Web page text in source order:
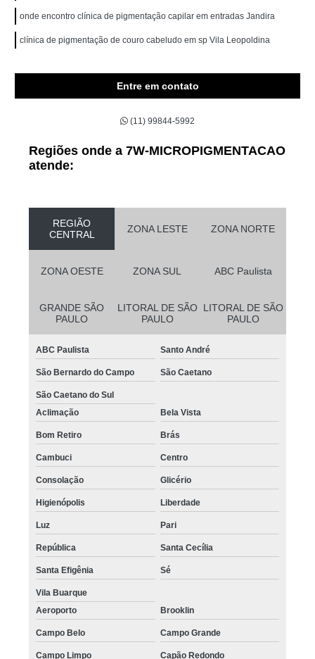
onde encontro clínica de pigmentação capilar em entradas Jandira
clínica de pigmentação de couro cabeludo em sp Vila Leopoldina
Entre em contato
(11) 99844-5992
Regiões onde a 7W-MICROPIGMENTACAO
atende:
REGIÃO
CENTRAL
ZONA LESTE ZONA NORTE
ZONA OESTE ZONA SUL ABC Paulista
GRANDE SÃO
PAULO
LITORAL DE SÃO
PAULO
LITORAL DE SÃO
PAULO
ABC Paulista Santo André
São Bernardo do Campo São Caetano
São Caetano do Sul
Aclimação
Bela Vista
Bom Retiro Brás
Cambuci Centro
Consolação Glicério
Higienópolis Liberdade
Luz Pari
República Santa Cecília
Santa Efigênia Sé
Vila Buarque
Aeroporto
Brooklin
Campo Belo Campo Grande
Campo Limpo Capão Redondo